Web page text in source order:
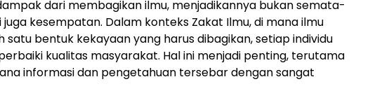
dari membagikan ilmu, menjadikannya bukan semata-
kesempatan. Dalam konteks Zakat Ilmu, di mana ilmu
satu bentuk kekayaan yang harus dibagikan, setiap individu
kualitas masyarakat. Hal ini menjadi penting, terutama
informasi dan pengetahuan tersebar dengan sangat